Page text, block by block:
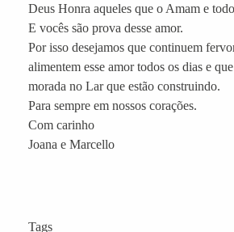
Deus Honra aqueles que o Amam e
E vocês são prova desse amor.
Por isso desejamos que continuem
alimentem esse amor todos os dias e
morada no Lar que estão construindo.
Para sempre em nossos corações.
Com carinho
Joana e Marcello
Tags